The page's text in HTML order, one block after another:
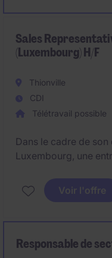
l'international.
Sales
(Luxembourg) H/F
Thionville
CDI
Télétravail possible
Dans le cadre de
Luxembourg, une
et innovantes
Horeca & Retail
Voir l'offre
Responsable de